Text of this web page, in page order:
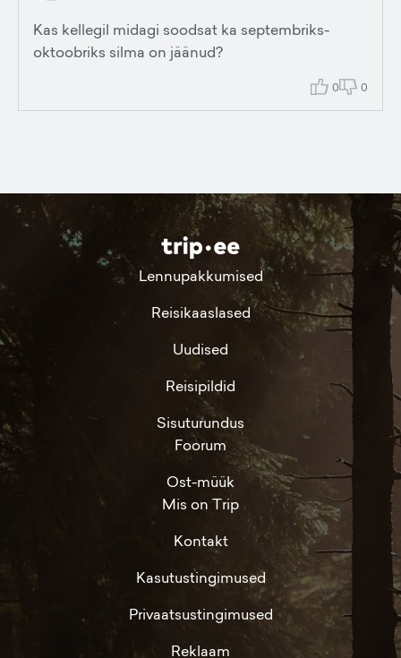
Kas kellegil midagi soodsat ka septembriks-
oktoobriks silma on jäänud?
0 0
Lennupakkumised
Reisikaaslased
Uudised
Reisipildid
Sisuturundus
Foorum
Ost-müük
Mis on Trip
Kontakt
Kasutustingimused
Privaatsustingimused
Reklaam